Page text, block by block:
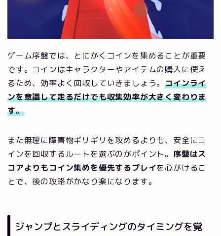
ゲーム序盤では、とにかくコインを集めることが重要
です。コインはキャラクターやアイテムの購入に使え
るため、効率よく回収していきましょう。コインライ
ンを意識して走るだけでも収集効率が大きく変わりま
す。
また無理に障害物ギリギリを攻めるよりも、安全にコ
インを回収するルートを選ぶのがポイント。 序盤はス
コアよりもコイン集めを優先するプレイを心がけるこ
とで、後の攻略がかなり楽になります。
ジャンプとスライディングのタイミングを覚